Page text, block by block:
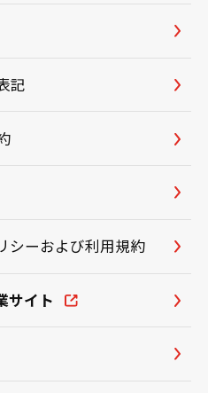
記
シーおよび利用規約
サイト